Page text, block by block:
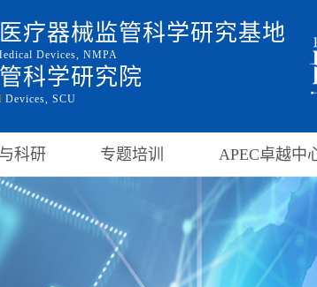
疗器械监管科学研究基地
Devices, NMPA
科学研究院
Devices, SCU
科研 专题培训 APEC卓越中